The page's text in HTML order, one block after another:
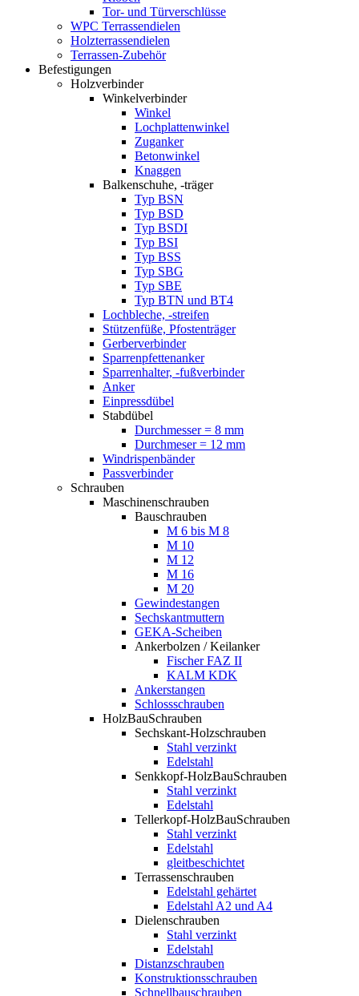
Tor- und Türverschlüsse
WPC Terrassendielen
Holzterrassendielen
Terrassen-Zubehör
Befestigungen
Holzverbinder
Winkelverbinder
Winkel
Lochplattenwinkel
Zuganker
Betonwinkel
Knaggen
Balkenschuhe, -träger
Typ BSN
Typ BSD
Typ BSDI
Typ BSI
Typ BSS
Typ SBG
Typ SBE
Typ BTN und BT4
Lochbleche, -streifen
Stützenfüße, Pfostenträger
Gerberverbinder
Sparrenpfettenanker
Sparrenhalter, -fußverbinder
Anker
Einpressdübel
Stabdübel
Durchmesser = 8 mm
Durchmeser = 12 mm
Windrispenbänder
Passverbinder
Schrauben
Maschinenschrauben
Bauschrauben
M 6 bis M 8
M 10
M 12
M 16
M 20
Gewindestangen
Sechskantmuttern
GEKA-Scheiben
Ankerbolzen / Keilanker
Fischer FAZ II
KALM KDK
Ankerstangen
Schlossschrauben
HolzBauSchrauben
Sechskant-Holzschrauben
Stahl verzinkt
Edelstahl
Senkkopf-HolzBauSchrauben
Stahl verzinkt
Edelstahl
Tellerkopf-HolzBauSchrauben
Stahl verzinkt
Edelstahl
gleitbeschichtet
Terrassenschrauben
Edelstahl gehärtet
Edelstahl A2 und A4
Dielenschrauben
Stahl verzinkt
Edelstahl
Distanzschrauben
Konstruktionsschrauben
Schnellbauschrauben